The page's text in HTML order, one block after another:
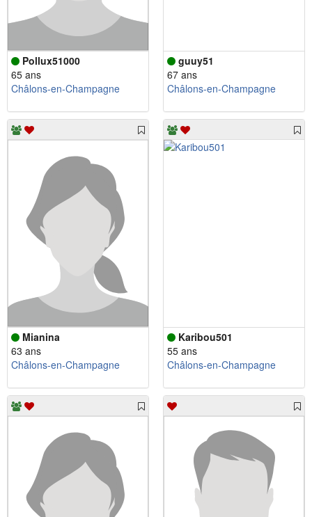
Pollux51000
65 ans
Châlons-en-Champagne
guuy51
67 ans
Châlons-en-Champagne
Mianina
63 ans
Châlons-en-Champagne
Karibou501
55 ans
Châlons-en-Champagne